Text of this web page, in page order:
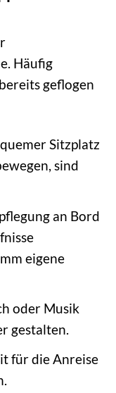
Häufig
geflogen
Sitzplatz
sind
an Bord
eigene
oder Musik
gestalten.
für die Anreise